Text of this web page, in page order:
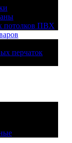
потолков ПВХ
перчаток